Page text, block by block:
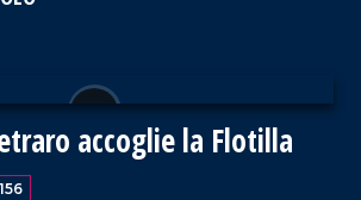
accoglie la Flotilla